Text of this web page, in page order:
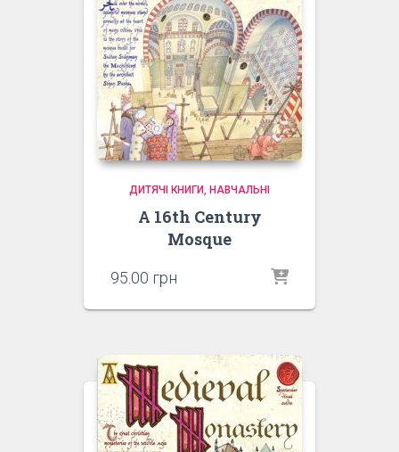
ДИТЯЧІ КНИГИ НАВЧАЛЬНІ
A 16th Century
Mosque
95.00 грн